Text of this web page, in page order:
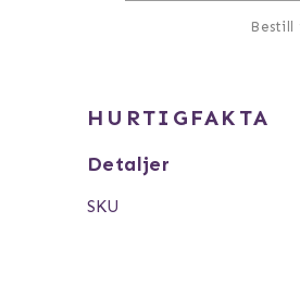
Bestill
HURTIGFAKTA
Detaljer
SKU